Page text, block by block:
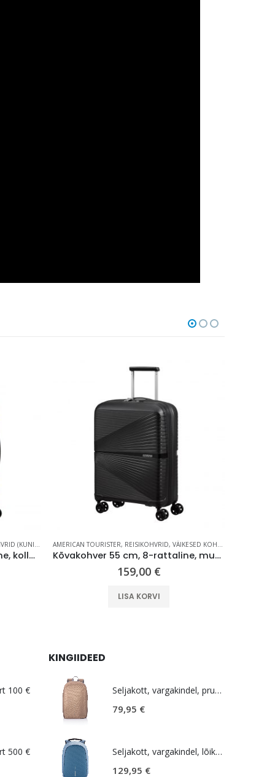
(KUNI 59 CM)
Reisikohver 55 cm, 8-rattaline, kollane, laiendatav, TSA koodlukk, Samsonite Upscape
AMERICAN TOURISTER, REISIKOHVRID, VÄIKESED KOHVRID (KUNI 59 CM)
Kõvakohver 55 cm, 8-rattaline, must (Onyx Black), TSA koodlukk, American Tourister Airconic
159,00 €
LISA KORVI
100 €
500 €
KINGIIDEED
Seljakott, vargakindel, pruun, Bobby Soft
79,95 €
Seljakott, vargakindel, lõikekindel, helesinine, Bobby Hero Regular
129,95 €